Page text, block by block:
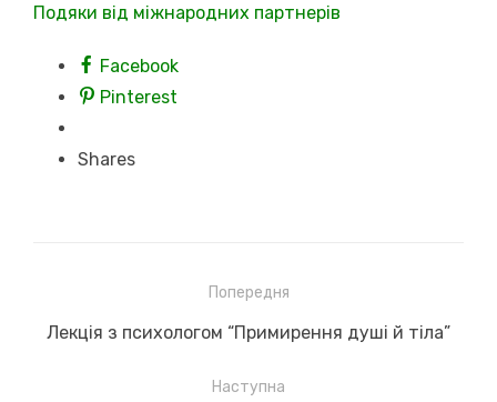
Подяки від міжнародних партнерів
Facebook
Pinterest
Shares
записів
Попередня
Previous
Лекція з психологом “Примирення душі й тіла”
Наступна